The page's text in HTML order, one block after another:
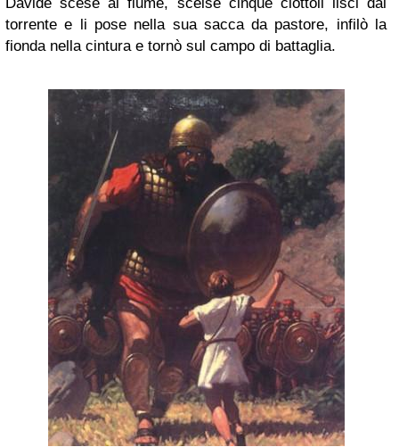
torrente e li pose nella sua sacca da pastore, infilò la
fionda nella cintura e tornò sul campo di battaglia.